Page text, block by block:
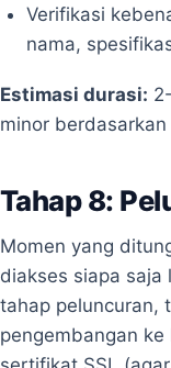
Verifikasi
nama,
Estimasi durasi:
minor
Tahap 8:
Momen yang
diakses siapa saja
tahap peluncuran,
pengembangan